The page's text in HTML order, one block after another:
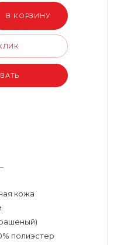
В КОРЗИНУ
кожа
полиэстер